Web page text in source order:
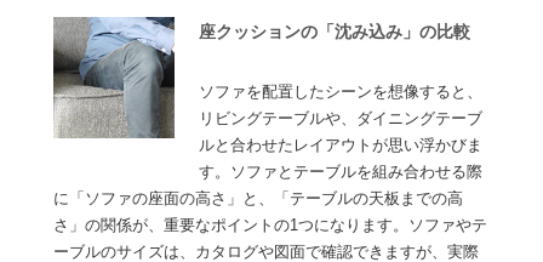
座クッションの「沈み込み」の比較
ソファを配置したシーンを想像すると、
リビングテーブルや、ダイニングテーブ
ルと合わせたレイアウトが思い浮かびま
す。ソファとテーブルを組み合わせる際
に「ソファの座面の高さ」と、「テーブルの天板までの高
さ」の関係が、重要なポイントの1つになります。ソファやテ
ーブルのサイズは、カタログや図面で確認できますが、実際